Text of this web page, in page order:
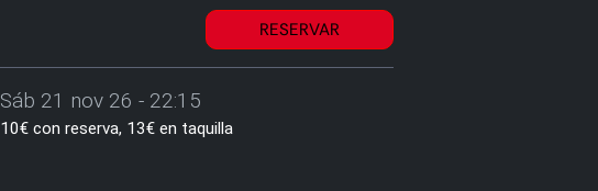
RESERVAR
Sáb 21 nov 26 - 22:15
10€ con reserva, 13€ en taquilla